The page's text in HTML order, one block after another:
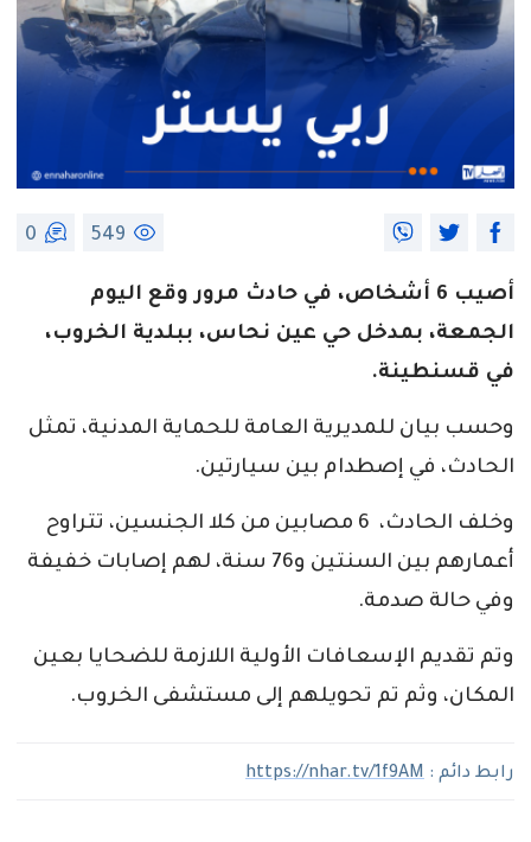
549
0
أصيب 6 أشخاص، في حادث مرور وقع اليوم
الجمعة، بمدخل حي عين نحاس، ببلدية الخروب،
في قسنطينة.
وحسب بيان للمديرية العامة للحماية المدنية، تمثل
الحادث، في إصطدام بين سيارتين.
وخلف الحادث، 6 مصابين من كلا الجنسين، تتراوح
أعمارهم بين السنتين و76 سنة، لهم إصابات خفيفة
وفي حالة صدمة.
وتم تقديم الإسعافات الأولية اللازمة للضحايا بعين
المكان، وثم تم تحويلهم إلى مستشفى الخروب.
رابط دائم : https://nhar.tv/1f9AM